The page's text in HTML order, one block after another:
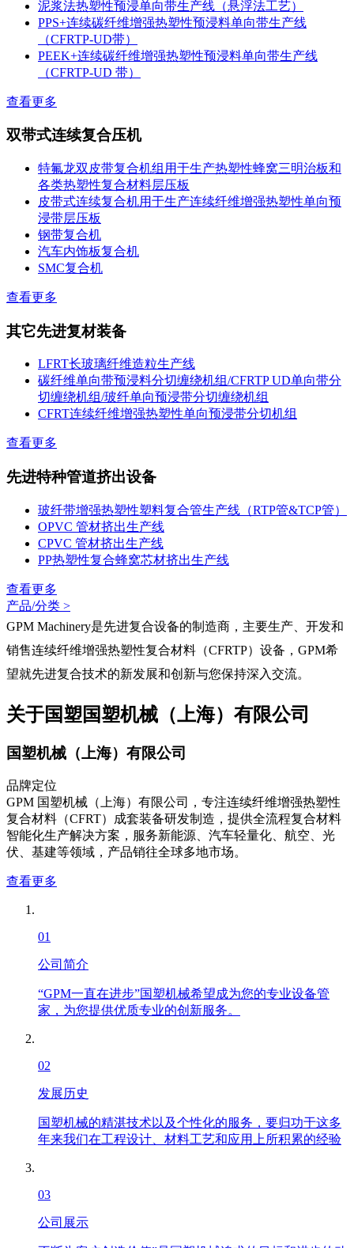
泥浆法热塑性预浸单向带生产线（悬浮法工艺）
PPS+连续碳纤维增强热塑性预浸料单向带生产线
（CFRTP-UD带）
PEEK+连续碳纤维增强热塑性预浸料单向带生产线
（CFRTP-UD 带）
查看更多
双带式连续复合压机
特氟龙双皮带复合机组用于生产热塑性蜂窝三明治板和
各类热塑性复合材料层压板
皮带式连续复合机用于生产连续纤维增强热塑性单向预
浸带层压板
钢带复合机
汽车内饰板复合机
SMC复合机
查看更多
其它先进复材装备
LFRT长玻璃纤维造粒生产线
碳纤维单向带预浸料分切缠绕机组/CFRTP UD单向带分
切缠绕机组/玻纤单向预浸带分切缠绕机组
CFRT连续纤维增强热塑性单向预浸带分切机组
查看更多
先进特种管道挤出设备
玻纤带增强热塑性塑料复合管生产线（RTP管&TCP管）
OPVC 管材挤出生产线
CPVC 管材挤出生产线
PP热塑性复合蜂窝芯材挤出生产线
查看更多
产品/分类 >
GPM Machinery是先进复合设备的制造商，主要生产、开发和
销售连续纤维增强热塑性复合材料（CFRTP）设备，GPM希
望就先进复合技术的新发展和创新与您保持深入交流。
关于国塑国塑机械（上海）有限公司
国塑机械（上海）有限公司
品牌定位
GPM 国塑机械（上海）有限公司，专注连续纤维增强热塑性
复合材料（CFRT）成套装备研发制造，提供全流程复合材料
智能化生产解决方案，服务新能源、汽车轻量化、航空、光
伏、基建等领域，产品销往全球多地市场。
查看更多
01
公司简介
“GPM一直在进步”国塑机械希望成为您的专业设备管
家，为您提供优质专业的创新服务。
02
发展历史
国塑机械的精湛技术以及个性化的服务，要归功于这多
年来我们在工程设计、材料工艺和应用上所积累的经验
03
公司展示